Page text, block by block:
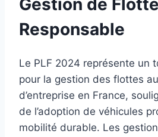
Responsable
Le PLF 2024 représente un
pour la gestion des flottes
d’entreprise en France,
de l’adoption de véhicules
mobilité durable. Les